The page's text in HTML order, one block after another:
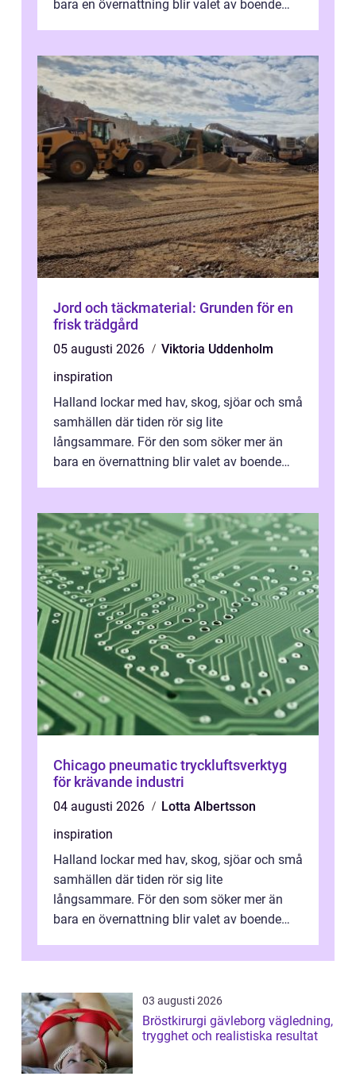
bara en övernattning blir valet av boende
Jord och täckmaterial: Grunden för en
frisk trädgård
05 augusti 2026
Viktoria Uddenholm
inspiration
Halland lockar med hav, skog, sjöar och små
samhällen där tiden rör sig lite
långsammare. För den som söker mer än
bara en övernattning blir valet av boende
Chicago pneumatic tryckluftsverktyg
för krävande industri
04 augusti 2026
Lotta Albertsson
inspiration
Halland lockar med hav, skog, sjöar och små
samhällen där tiden rör sig lite
långsammare. För den som söker mer än
bara en övernattning blir valet av boende
utgå...
03 augusti 2026
Bröstkirurgi gävleborg vägledning,
trygghet och realistiska resultat